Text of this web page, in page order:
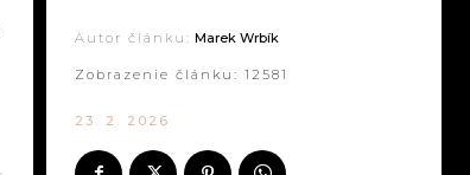
Autor článku: Marek Wrbík
Zobrazenie článku: 12581
23. 2. 2026